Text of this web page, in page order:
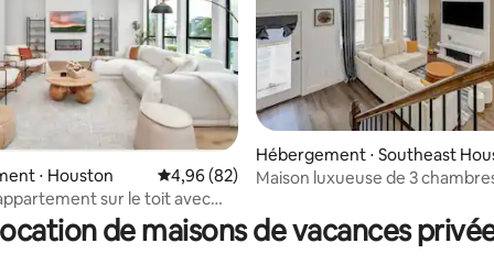
la base de 79 commentaires : 4,95 sur 5
⋅ Houston Évaluation moyenne sur la base de 82
4,96 (82)
sur le toit avec
Hébergement ⋅ Southeast
on
Maison luxueuse de 3
NRG/Med Center
de maisons de vacances